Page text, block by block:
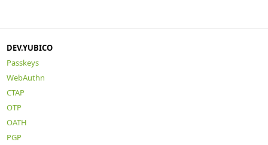
DEV.YUBICO
Passkeys
WebAuthn
CTAP
OTP
OATH
PGP